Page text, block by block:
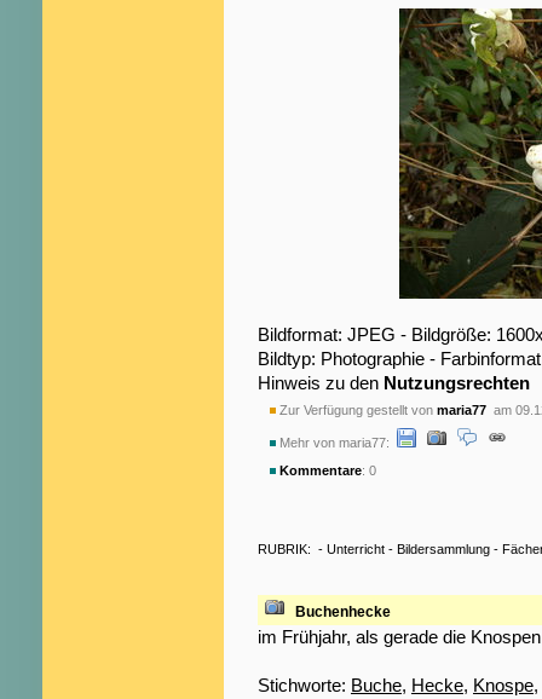
Bildformat: JPEG - Bildgröße:
Bildtyp: Photographie -
Hinweis zu den Nutzungsrechten
Zur Verfügung gestellt von maria77 am
Mehr von maria77:
Kommentare: 0
RUBRIK: - Unterricht - Bildersammlung -
Buchenhecke
im Frühjahr, als gerade die
Stichworte: Buche, Hecke, Knospe,